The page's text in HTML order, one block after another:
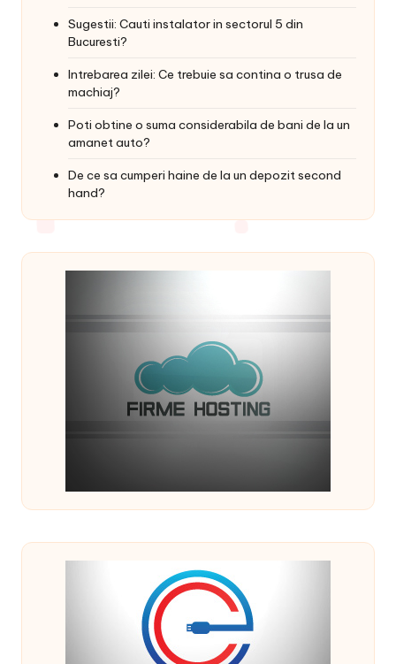
Sugestii: Cauti instalator in sectorul 5 din
Bucuresti?
Intrebarea zilei: Ce trebuie sa contina o trusa de
machiaj?
Poti obtine o suma considerabila de bani de la un
amanet auto?
De ce sa cumperi haine de la un depozit second
hand?